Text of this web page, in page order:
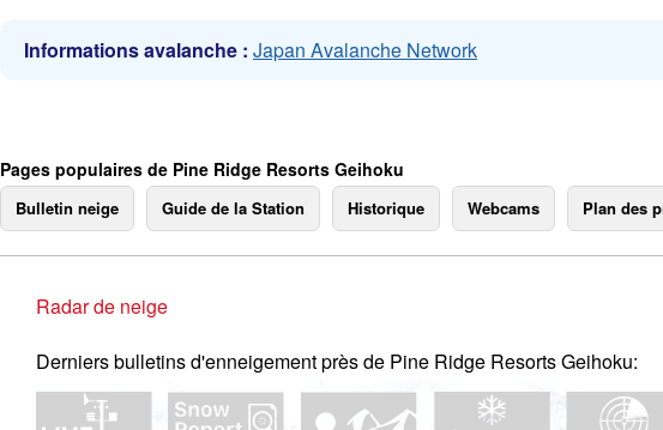
Informations avalanche : Japan Avalanche Network
Pages populaires de Pine Ridge Resorts Geihoku
Bulletin neige Guide de la Station Historique Webcams Plan des
Radar de neige
Derniers bulletins d'enneigement près de Pine Ridge Resorts Geihoku: